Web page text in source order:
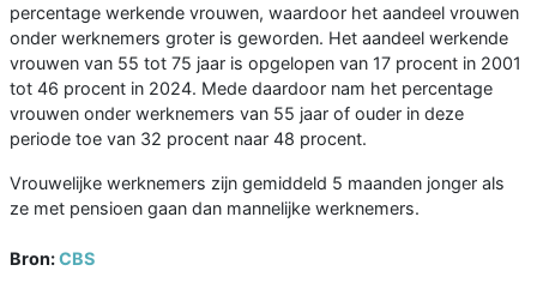
percentage werkende vrouwen, waardoor het aandeel vrouwen
onder werknemers groter is geworden. Het aandeel werkende
vrouwen van 55 tot 75 jaar is opgelopen van 17 procent in 2001
tot 46 procent in 2024. Mede daardoor nam het percentage
vrouwen onder werknemers van 55 jaar of ouder in deze
periode toe van 32 procent naar 48 procent.
Vrouwelijke werknemers zijn gemiddeld 5 maanden jonger als
ze met pensioen gaan dan mannelijke werknemers.
Bron:CBS